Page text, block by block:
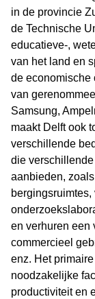
in de provincie
de Technische
educatieve-,
van het land en
de economische
van
Samsung,
maakt Delft ook
verschillende
die
aanbieden,
en verhuren een
commercieel
enz. Het
noodzakelijke
productiviteit en